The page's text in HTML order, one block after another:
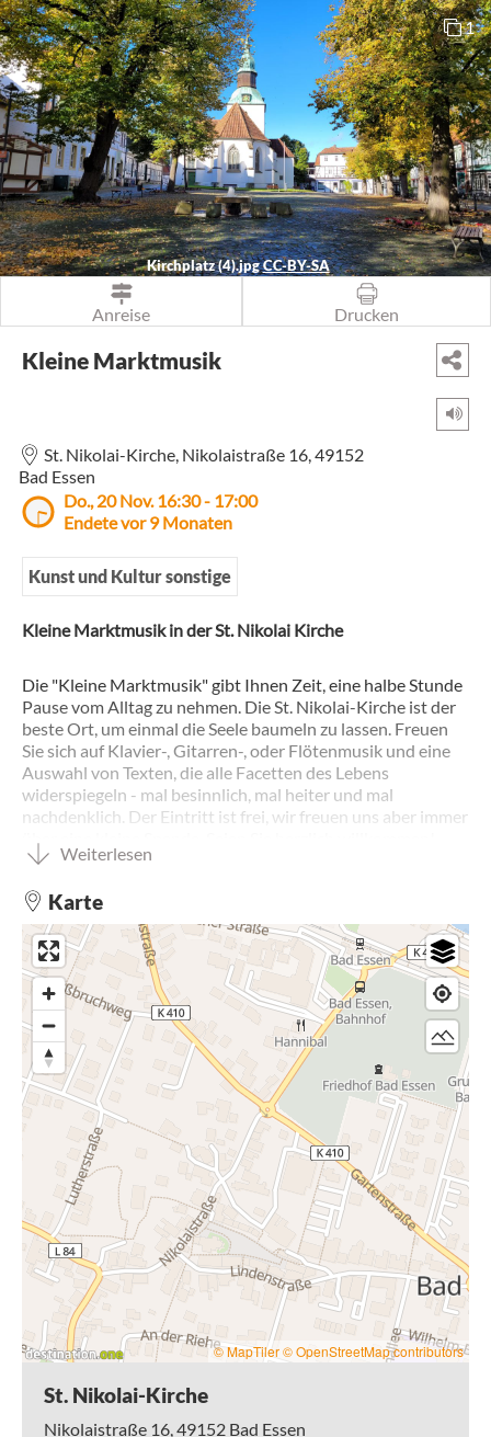
Kirchplatz (4).jpgCC-BY-SA
1
Anreise Drucken
Kleine Marktmusik
St. Nikolai-Kirche, Nikolaistraße 16,49152
Bad Essen
Do., 20 Nov. 16:30 - 17:00
Endete vor 9 Monaten
Kunst und Kultur sonstige
Kleine Marktmusik in der St. Nikolai Kirche
Die "Kleine Marktmusik" gibt Ihnen Zeit, eine halbe Stunde
Pause vom Alltag zu nehmen. Die St. Nikolai-Kirche ist der
beste Ort, um einmal die Seele baumeln zu lassen. Freuen
Sie sich auf Klavier-, Gitarren-, oder Flötenmusik und eine
Auswahl von Texten, die alle Facetten des Lebens
widerspiegeln - mal besinnlich, mal heiter und mal
nachdenklich. Der Eintritt ist frei, wir freuen uns aber immer
über eine kleine Spende. Seien Sie herzlich willkommen!
Weiterlesen
Karte
© MapTiler© OpenStreetMap contributors
St. Nikolai-Kirche
Nikolaistraße 16, 49152 Bad Essen